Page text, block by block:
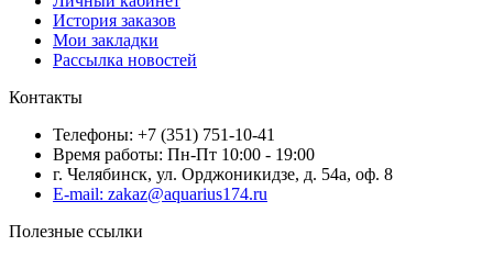
История заказов
Мои закладки
Рассылка новостей
Контакты
Телефоны: +7 (351) 751-10-41
Время работы: Пн-Пт 10:00 - 19:00
г. Челябинск, ул. Орджоникидзе, д. 54а, оф. 8
E-mail: zakaz@aquarius174.ru
Полезные ссылки